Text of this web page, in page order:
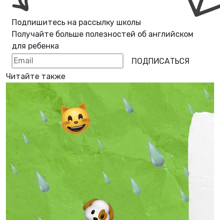
Подпишитесь на рассылку школы
Получайте больше полезностей об английском
для ребенка
ПОДПИСАТЬСЯ
Читайте также